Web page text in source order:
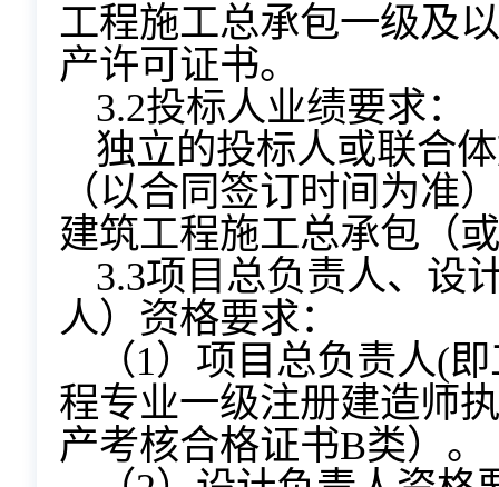
工程施工总承包一级及
产许可证书。
3.2投标人业绩要求：
独立的投标人或联合
（以合同签订时间为准
建筑工程施工总承包（
3.3项目总负责人、设
人）资格要求：
（1）项目总负责人(
程专业一级注册建造师
产考核合格证书B类）。